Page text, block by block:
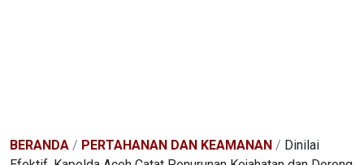
BERANDA / PERTAHANAN DAN KEAMANAN / Dinilai